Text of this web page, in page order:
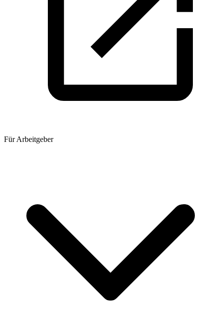
Für Arbeitgeber